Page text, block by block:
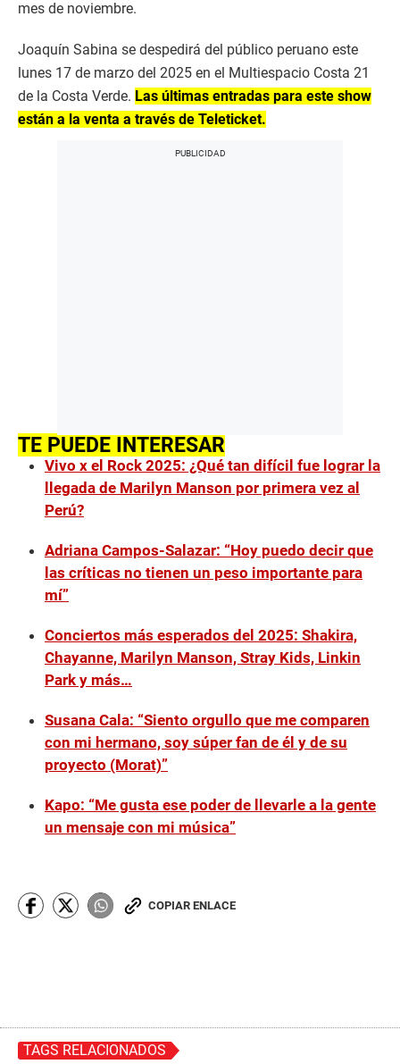
mes de noviembre.
Joaquín Sabina se despedirá del público peruano este
lunes 17 de marzo del 2025 en el Multiespacio Costa 21
de la Costa Verde. Las últimas entradas para este show
están a la venta a través de Teleticket.
TE PUEDE INTERESAR
Vivo x el Rock 2025: ¿Qué tan difícil fue lograr la
llegada de Marilyn Manson por primera vez al
Perú?
Adriana Campos-Salazar: “Hoy puedo decir que
las críticas no tienen un peso importante para
mí”
Conciertos más esperados del 2025: Shakira,
Chayanne, Marilyn Manson, Stray Kids, Linkin
Park y más…
Susana Cala: “Siento orgullo que me comparen
con mi hermano, soy súper fan de él y de su
proyecto (Morat)”
Kapo: “Me gusta ese poder de llevarle a la gente
un mensaje con mi música”
COPIAR ENLACE
TAGS RELACIONADOS